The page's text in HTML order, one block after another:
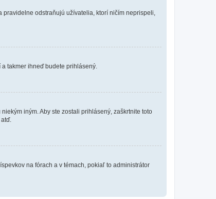
odstraňujú užívatelia, ktorí ničím neprispeli,
a takmer ihneď budete prihlásený.
iným. Aby ste zostali prihlásený, zaškrtnite toto
na fórach a v témach, pokiaľ to administrátor